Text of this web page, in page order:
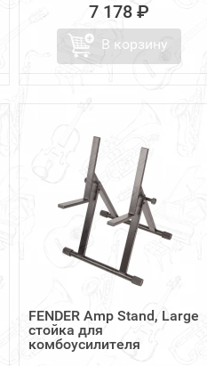
7 178 ₽
В корзину
FENDER Amp Stand, Large
стойка для
комбоусилителя